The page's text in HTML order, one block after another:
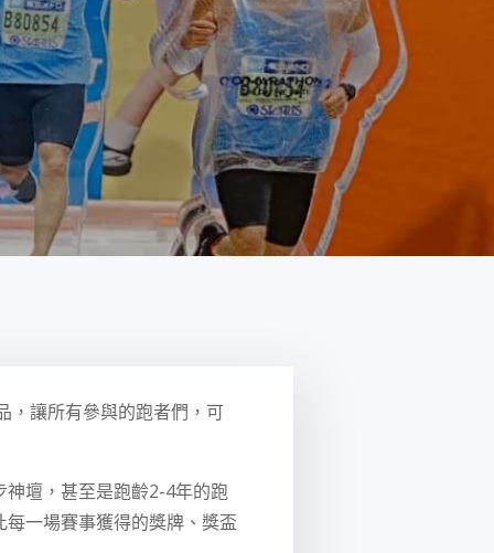
，讓所有參與的跑者們，可
壇，甚至是跑齡2-4年的跑
一場賽事獲得的獎牌、獎盃